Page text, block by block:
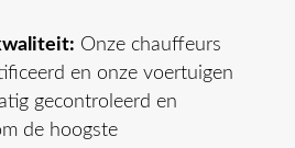
Onze chauffeurs
en onze voertuigen
gecontroleerd en
de hoogste